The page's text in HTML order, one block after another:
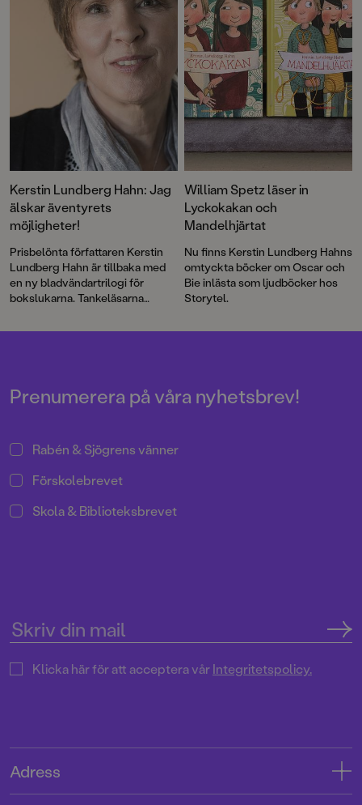
solidaritet, och hur ny teknik
påverkar människan.
verklighet och fantasi. Det är
läskigt, spännande och samtidigt
stämningsfullt.
Kerstin Lundberg Hahn: Jag
älskar äventyrets
möjligheter!
Prisbelönta författaren Kerstin
Lundberg Hahn är tillbaka med
en ny bladvändartrilogi för
bokslukarna. Tankeläsarna
1800-talsgruvsamhälle där
William Spetz läser in
Lyckokakan och
Mandelhjärtat
Nu finns Kerstin Lundberg Hahns
omtyckta böcker om Oscar och
Bie inlästa som ljudböcker hos
Storytel.
Prenumerera på våra nyhetsbrev!
Rabén & Sjögrens vänner
Förskolebrevet
Skola & Biblioteksbrevet
Klicka här för att acceptera vårIntegritetspolicy.
Adress